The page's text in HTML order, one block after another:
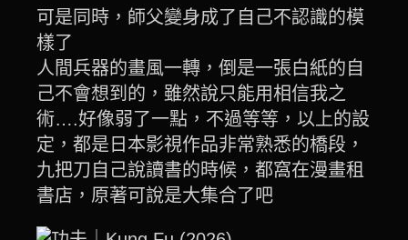
可是同時，師父變身成了自己不認識的模
樣了
人間兵器的畫風一轉，倒是一張白紙的自
己不會想到的，雖然說只能用相信我之
術….好像弱了一點，不過等等，以上的設
定，都是日本影視作品非常熟悉的橋段，
九把刀自己說讀書的時候，都窩在漫畫租
書店，原著可說是大集合了吧